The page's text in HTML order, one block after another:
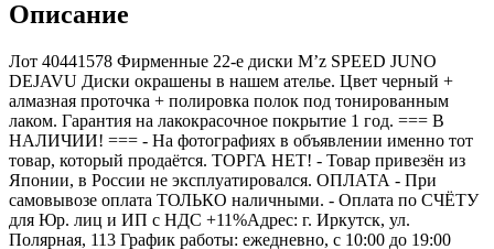
Описание
Лот 40441578 Фирменные 22-е диски M’z SPEED JUNO
DEJAVU Диски окрашены в нашем ателье. Цвет черный +
алмазная проточка + полировка полок под тонированным
лаком. Гарантия на лакокрасочное покрытие 1 год. === B
НАЛИЧИИ! === - На фотографиях в объявлении именно тот
товар, который продаётся. ТОРГА НЕТ! - Товар привезён из
Японии, в России не эксплуатировался. ОПЛАТА - При
самовывозе оплата ТОЛЬКО наличными. - Оплата по СЧЁТУ
для Юр. лиц и ИП с НДС +11%Адрес: г. Иркутск, ул.
Полярная, 113 График работы: ежедневно, с 10:00 до 19:00